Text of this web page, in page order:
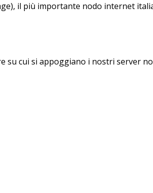
il più importante nodo internet
cui si appoggiano i nostri server